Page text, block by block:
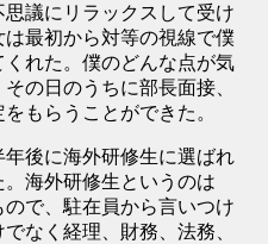
議にリラックスして受け
最初から対等の視線で僕
れた。僕のどんな点が気
の日のうちに部長面接、
もらうことができた。
後に海外研修生に選ばれ
海外研修生というのは
ので、駐在員から言いつけ
なく経理、財務、法務、